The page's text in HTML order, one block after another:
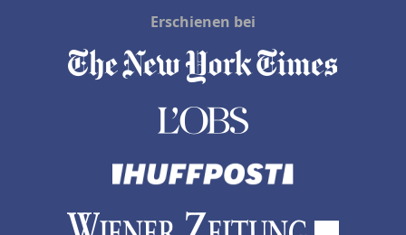
Erschienen bei